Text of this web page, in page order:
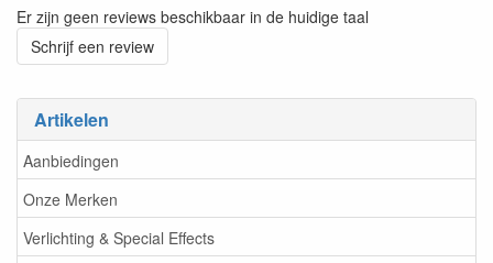
Artikelen
Aanbiedingen
Onze Merken
Verlichting & Special Effects
Er zijn geen reviews beschikbaar in de huidige taal
Schrijf een review